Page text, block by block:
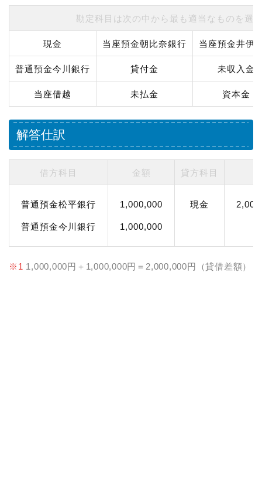
勘定科目は次の中から最も適当なものを選
現金 当座預金朝比奈銀行 当座預金井伊
普通預金今川銀行 貸付金 未収入金
当座借越 未払金 資本金
解答仕訳
借方科目 金額 貸方科目
普通預金松平銀行 1,000,000 現金
普通預金今川銀行 1,000,000
※1 1,000,000円＋1,000,000円＝2,000,000円（貸借差額）